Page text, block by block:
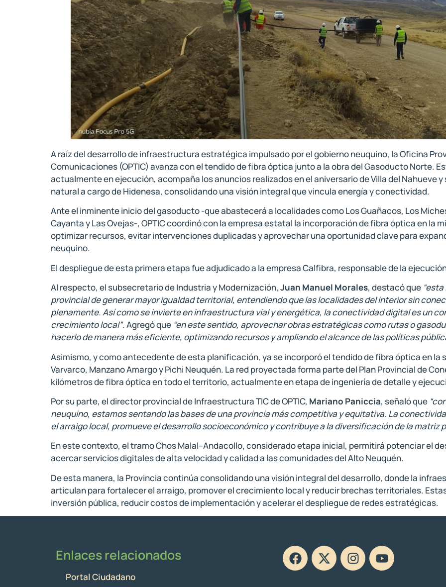
A raíz del desarrollo de infraestructura estratégica impulsado por el gobierno neuquino, la Oficina
Comunicaciones (OPTIC) avanza con el tendido de fibra óptica junto a la obra del Gasoducto Norte.
actualmente en ejecución, acompaña los anuncios realizados en el aniversario de Villa del Nahueve
natural a cargo de Hidenesa, consolidando una visión integral que vincula energía y conectividad.
Ante el inminente inicio del gasoducto -que abastecerá a localidades como Los Guañacos, Los
Cayanta y Las Ovejas-, OPTIC coordinó con la empresa estatal la incorporación de fibra óptica en la
optimizar recursos, evitar intervenciones duplicadas y aprovechar una oportunidad clave para
neuquino.
El despliegue de esta primera etapa fue adjudicado a la empresa Calfibra, responsable de la
Al respecto, el subsecretario de Industria y Modernización, Juan Manuel Morales, destacó que
provincial de generar mayor igualdad territorial, entendiendo que las localidades del interior sin
plenamente. Así como se invierte en infraestructura vial y energética, la conectividad digital es un
crecimiento local”. Agregó que “en este sentido, aprovechar obras estratégicas como rutas o
hacerlo de manera más eficiente, optimizando recursos y ampliando el alcance de las políticas
Asimismo, y como antecedente de esta planificación, ya se incorporó el tendido de fibra óptica en la
Varvarco, Manzano Amargo y Pichi Neuquén. La red proyectada forma parte del Plan Provincial de
kilómetros de fibra óptica en todo el territorio, actualmente en etapa de ingeniería de detalle y
Por su parte, el director provincial de Infraestructura TIC de OPTIC, Mariano Paniccia, señaló que
neuquino, estamos sentando las bases de una provincia más competitiva y equitativa. La
el arraigo local, promueve el desarrollo socioeconómico y contribuye a la diversificación de la matriz
En este contexto, el tramo Chos Malal–Andacollo, considerado etapa inicial, permitirá potenciar el
acercar servicios digitales de alta velocidad y calidad a las comunidades del Alto Neuquén.
De esta manera, la Provincia continúa consolidando una visión integral del desarrollo, donde la
articulan para fortalecer el arraigo, promover el crecimiento local y reducir brechas territoriales.
inversión pública, reducir costos de implementación y acelerar el despliegue de redes estratégicas.
Enlaces relacionados
Portal Ciudadano